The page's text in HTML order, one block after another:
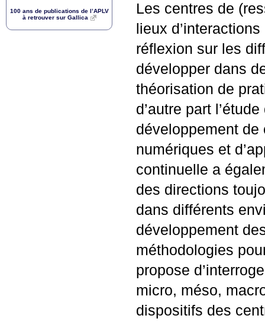
Les centres de
lieux
réflexion sur les
développer dans
théorisation de
d’autre part
développement
numériques et
continuelle a
des directions
dans différents
développement
méthodologies
propose
micro, méso,
dispositifs des
100 ans de publications de l’APLV
à retrouver sur Gallica